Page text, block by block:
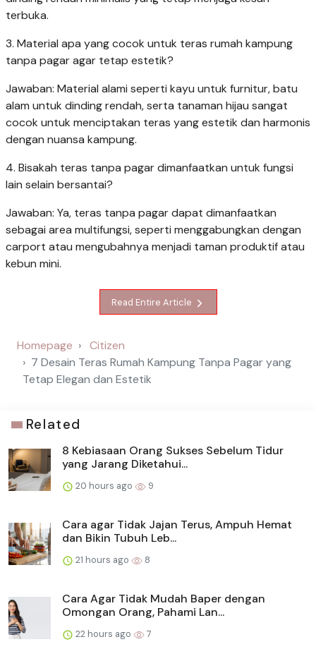
terbuka.
3. Material apa yang cocok untuk teras rumah kampung
tanpa pagar agar tetap estetik?
Jawaban: Material alami seperti kayu untuk furnitur, batu
alam untuk dinding rendah, serta tanaman hijau sangat
cocok untuk menciptakan teras yang estetik dan harmonis
dengan nuansa kampung.
4. Bisakah teras tanpa pagar dimanfaatkan untuk fungsi
lain selain bersantai?
Jawaban: Ya, teras tanpa pagar dapat dimanfaatkan
sebagai area multifungsi, seperti menggabungkan dengan
carport atau mengubahnya menjadi taman produktif atau
kebun mini.
Read Entire Article
Homepage
Citizen
7 Desain Teras Rumah Kampung Tanpa Pagar yang
Tetap Elegan dan Estetik
Related
8 Kebiasaan Orang Sukses Sebelum Tidur
yang Jarang Diketahui...
20 hours ago 9
Cara agar Tidak Jajan Terus, Ampuh Hemat
dan Bikin Tubuh Leb...
21 hours ago 8
Cara Agar Tidak Mudah Baper dengan
Omongan Orang, Pahami Lan...
22 hours ago 7